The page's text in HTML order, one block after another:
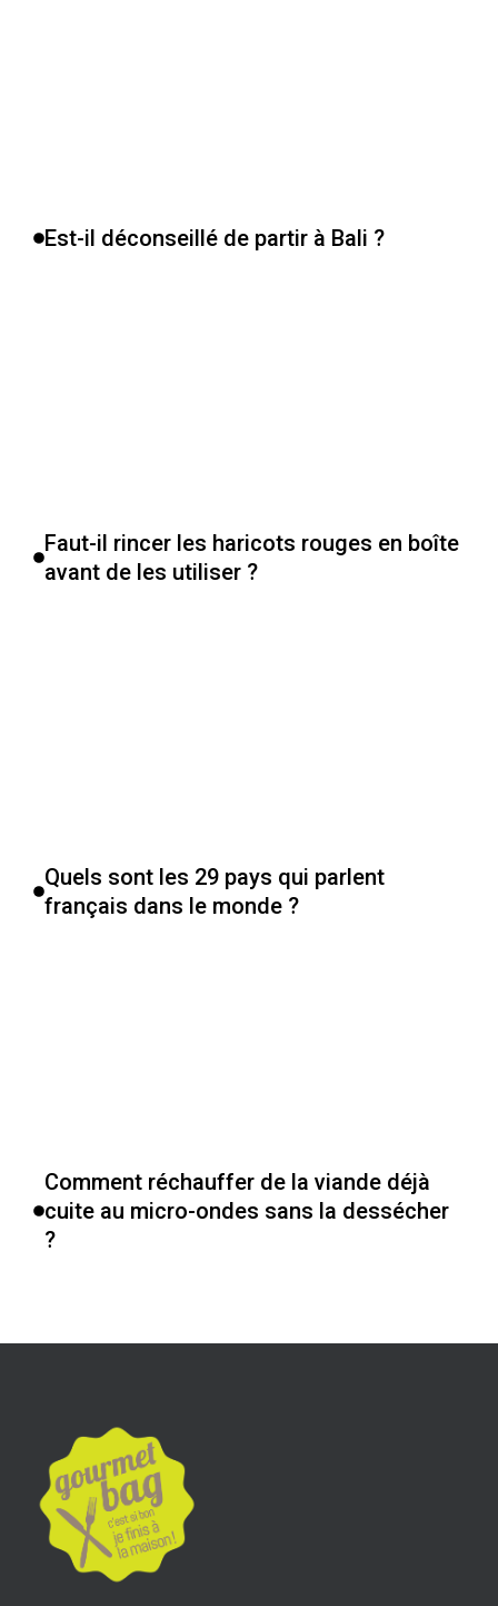
Est-il déconseillé de partir à Bali ?
Faut-il rincer les haricots rouges en boîte
avant de les utiliser ?
Quels sont les 29 pays qui parlent
français dans le monde ?
Comment réchauffer de la viande déjà
cuite au micro-ondes sans la dessécher
?